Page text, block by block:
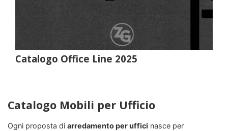
Catalogo Office Line 2025
Catalogo Mobili per Ufficio
Ogni proposta di arredamento per uffici nasce per